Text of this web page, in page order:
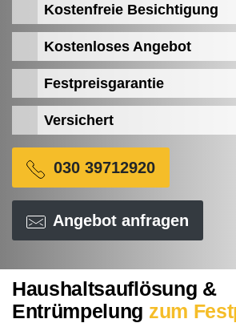
Kostenfreie Besichtigung
Kostenloses Angebot
Festpreisgarantie
Versichert
‎030 39712920
Angebot anfragen
Haushaltsauflösung &
Entrümpelung zum